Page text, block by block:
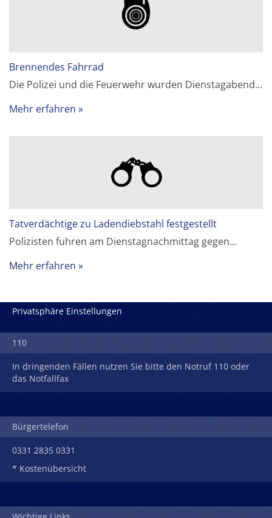
Brennendes Fahrrad
Die Polizei und die Feuerwehr wurden Dienstagabend…
Mehr erfahren
Tatverdächtige zu Ladendiebstahl festgestellt
Polizisten fuhren am Dienstagnachmittag gegen…
Mehr erfahren
Privatsphäre Einstellungen
110
In dringenden Fällen nutzen Sie bitte den Notruf 110 oder
das Notfallfax
Bürgertelefon
0331 2835 0331
* Kostenübersicht